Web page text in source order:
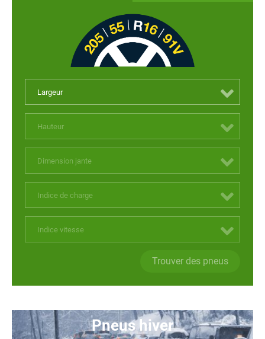
Largeur
Hauteur
Dimension jante
Indice de charge
Indice vitesse
Trouver des pneus
Pneus hiver